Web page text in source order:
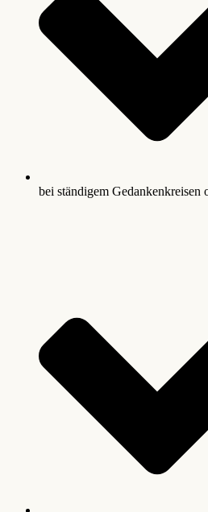
bei ständigem Gedankenkreisen